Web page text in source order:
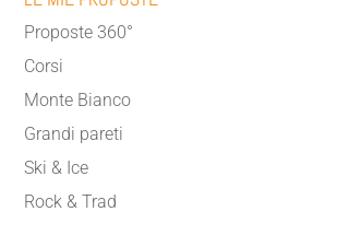
Proposte 360°
Corsi
Monte Bianco
Grandi pareti
Ski & Ice
Rock & Trad